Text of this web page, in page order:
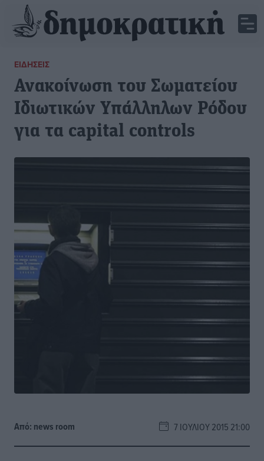
ΕΙΔΉΣΕΙΣ
Ανακοίνωση του Σωματείου
Ιδιωτικών Υπάλληλων Ρόδου
για τα capital controls
Από: news room 7 ΙΟΥΛΊΟΥ 2015 21:00